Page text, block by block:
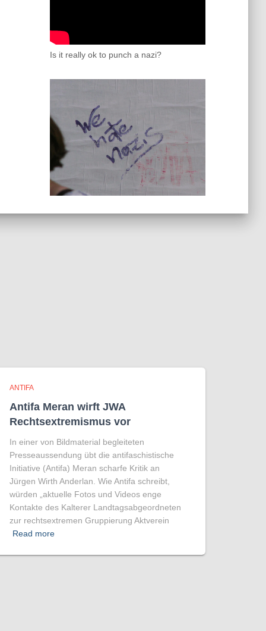
Is it really ok to punch a nazi?
ANTIFA
Antifa Meran wirft JWA
Rechtsextremismus vor
In einer von Bildmaterial begleiteten
Presseaussendung übt die antifaschistische
Initiative (Antifa) Meran scharfe Kritik an
Jürgen Wirth Anderlan. Wie Antifa schreibt,
würden „aktuelle Fotos und Videos enge
Kontakte des Kalterer Landtagsabgeordneten
zur rechtsextremen Gruppierung Aktverein
Read more